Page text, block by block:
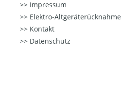
Impressum
Elektro-Altgeräterücknahme
Kontakt
Datenschutz